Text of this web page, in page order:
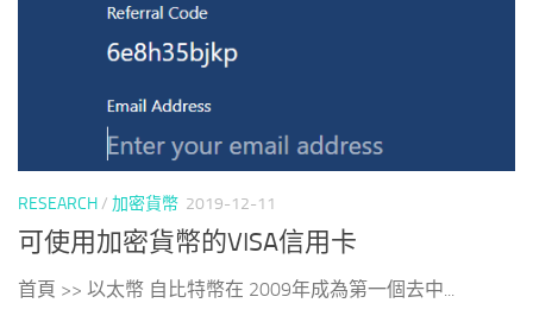
RESEARCH/ 加密貨幣 2019-12-11
可使用加密貨幣的VISA信用卡
首頁 >> 以太幣 自比特幣在 2009年成為第一個去中...